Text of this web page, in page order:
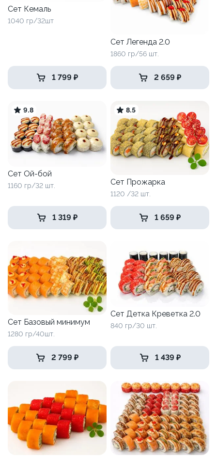
Сет Кемаль
1040 гр/32шт
1 799 ₽
Сет Легенда 2.0
1860 гр/56 шт.
2 659 ₽
9.8
Сет Ой-бой
1160 гр/32 шт.
1 319 ₽
8.5
Сет Прожарка
1120 /32 шт.
1 659 ₽
Сет Базовый минимум
1280 гр/40шт.
2 799 ₽
Сет Детка Креветка 2.0
840 гр/30 шт.
1 439 ₽